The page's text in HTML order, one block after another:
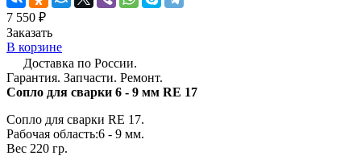
7 550 ₽
Заказать
В корзине
Доставка по России.
Гарантия. Запчасти. Ремонт.
Сопло для сварки 6 - 9 мм RE 17
Сопло для сварки RE 17.
Рабочая область:6 - 9 мм.
Вес 220 гр.